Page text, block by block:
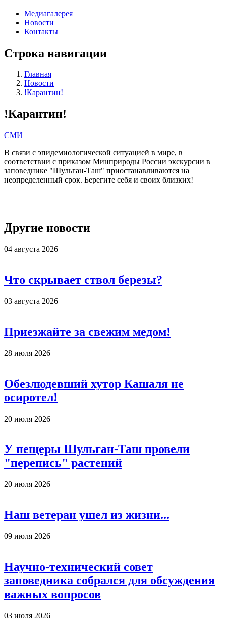
Медиагалерея
Новости
Контакты
Строка навигации
Главная
Новости
!Карантин!
!Карантин!
СМИ
В связи с эпидемиологической ситуацией в мире, в
соответствии с приказом Минприроды России экскурсии в
заповеднике "Шульган-Таш" приостанавливаются на
неопределенный срок. Берегите себя и своих близких!
Другие новости
04 августа 2026
Что скрывает ствол березы?
03 августа 2026
Приезжайте за свежим медом!
28 июля 2026
Обезлюдевший хутор Кашаля не
осиротел!
20 июля 2026
У пещеры Шульган-Таш провели
"перепись" растений
20 июля 2026
Наш ветеран ушел из жизни...
09 июля 2026
Научно-технический совет
заповедника собрался для обсуждения
важных вопросов
03 июля 2026